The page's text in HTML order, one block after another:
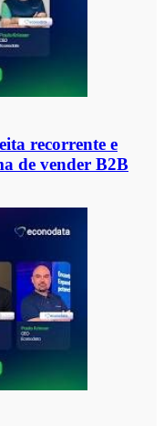
recorrente e
de vender B2B